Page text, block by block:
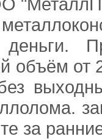
деньги.
объём
за